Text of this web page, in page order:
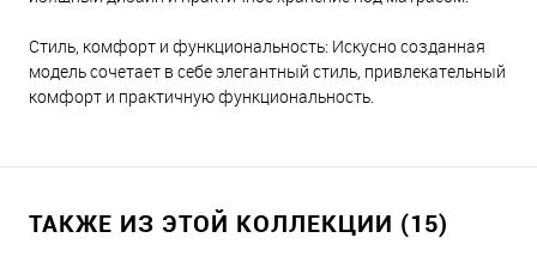
Стиль, комфорт и функциональность: Искусно созданная
модель сочетает в себе элегантный стиль, привлекательный
комфорт и практичную функциональность.
ТАКЖЕ ИЗ ЭТОЙ КОЛЛЕКЦИИ (15)